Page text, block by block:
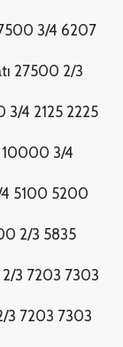
3/4 6207
27500 2/3
3/4 2125 2225
10000 3/4
4 5100 5200
2/3 5835
2/3 7203 7303
3 7203 7303